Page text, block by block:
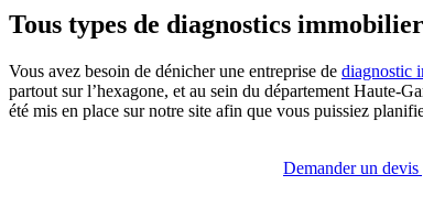
Tous types de diagnostics
Vous avez besoin de dénicher une entreprise de diagnostic
partout sur l’hexagone, et au sein du département Haute-
été mis en place sur notre site afin que vous puissiez
Demander un devis